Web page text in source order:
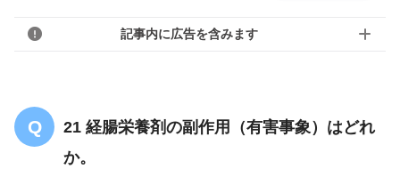
記事内に広告を含みます
21 経腸栄養剤の副作用（有害事象）はどれ
か。